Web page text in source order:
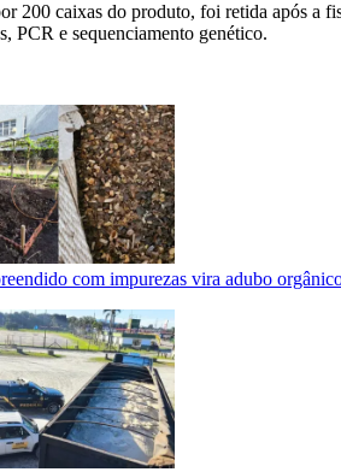
200 caixas do produto, foi retida após a
PCR e sequenciamento genético.
com impurezas vira adubo